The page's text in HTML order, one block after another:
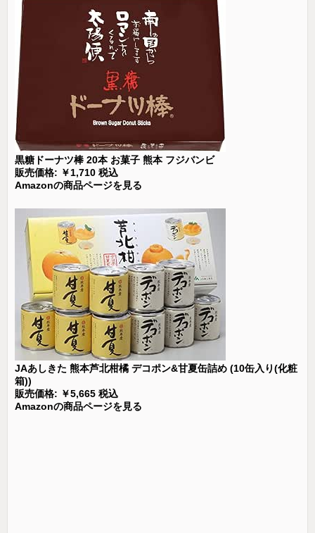
黒糖ドーナツ棒 20本 お菓子 熊本 フジバンビ
販売価格: ￥1,710 税込
Amazonの商品ページを見る
JAあしきた 熊本芦北柑橘 デコポン&甘夏缶詰め (10缶入り(化粧
箱))
販売価格: ￥5,665 税込
Amazonの商品ページを見る